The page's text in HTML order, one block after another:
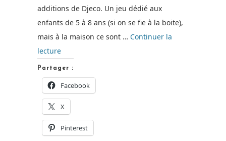
additions de Djeco. Un jeu dédié aux
enfants de 5 à 8 ans (si on se fie à la boite),
mais à la maison ce sont … Continuer la
lecturede
« Apprendre
en
s’amusant
–
Les
Additions
Partager :
Facebook
X
Pinterest